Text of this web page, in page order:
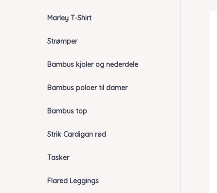
Marley T-Shirt
Strømper
Bambus kjoler og nederdele
Bambus poloer til damer
Bambus top
Strik Cardigan rød
Tasker
Flared Leggings